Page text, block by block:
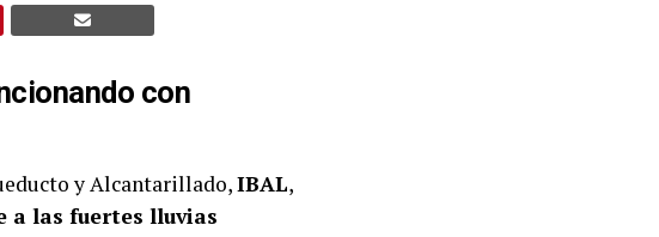
con
y Alcantarillado,IBAL,
a las fuertes lluvias